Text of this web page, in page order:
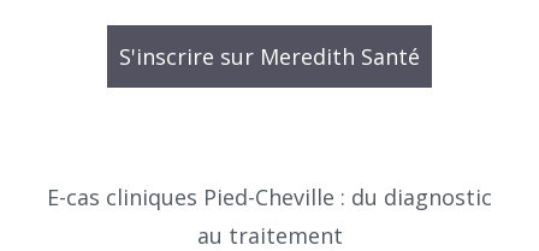
S'inscrire sur Meredith Santé
E-cas cliniques Pied-Cheville : du diagnostic
au traitement